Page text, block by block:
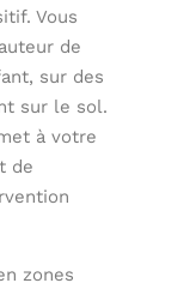
Vous
de
sur des
sur le sol.
à votre
de
zones